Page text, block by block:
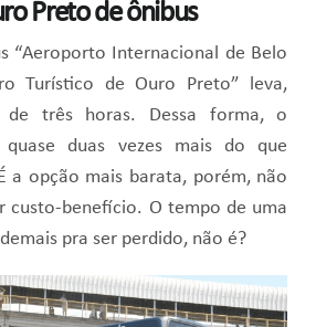
Preto de ônibus
“Aeroporto Internacional de Belo
Turístico de Ouro Preto” leva,
de três horas. Dessa forma, o
quase duas vezes mais do que
a opção mais barata, porém, não
custo-benefício. O tempo de uma
pra ser perdido, não é?